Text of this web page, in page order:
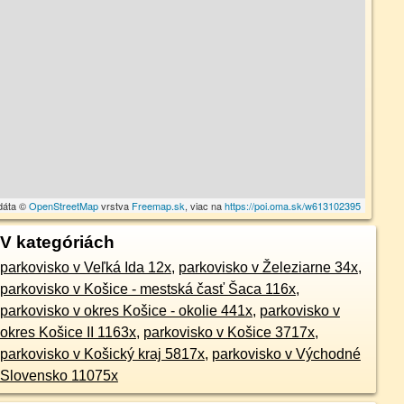
©OpenStreetMapvrstva Freemap.sk, viac nahttps://poi.oma.sk/w613102395
V kategóriách
parkovisko v Veľká Ida 12x, parkovisko v Železiarne 34x,
parkovisko v Košice - mestská časť Šaca 116x,
parkovisko v okres Košice - okolie 441x, parkovisko v
okres Košice II 1163x, parkovisko v Košice 3717x,
parkovisko v Košický kraj 5817x, parkovisko v Východné
Slovensko 11075x